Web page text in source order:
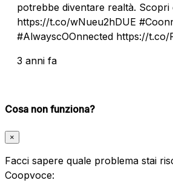
potrebbe diventare realtà. Scopri
https://t.co/wNueu2hDUE
#AlwayscOOnnected https://t.co/
3 anni fa
Cosa non funziona?
×
Facci sapere quale problema stai
Coopvoce: